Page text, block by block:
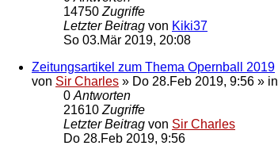
14750 Zugriffe
Letzter Beitrag von Kiki37
So 03.Mär 2019, 20:08
Zeitungsartikel zum Thema Opernball 2019
von Sir Charles » Do 28.Feb 2019, 9:56 » in
0 Antworten
21610 Zugriffe
Letzter Beitrag von Sir Charles
Do 28.Feb 2019, 9:56